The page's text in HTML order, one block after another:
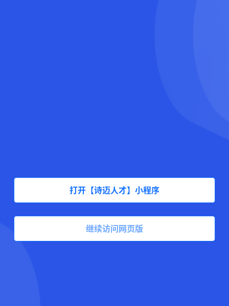
打开【诗迈人才】小程序
继续访问网页版